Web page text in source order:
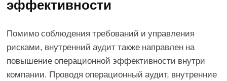
эффективности
Помимо соблюдения требований и управления
рисками, внутренний аудит также направлен на
повышение операционной эффективности внутри
компании. Проводя операционный аудит, внутренние